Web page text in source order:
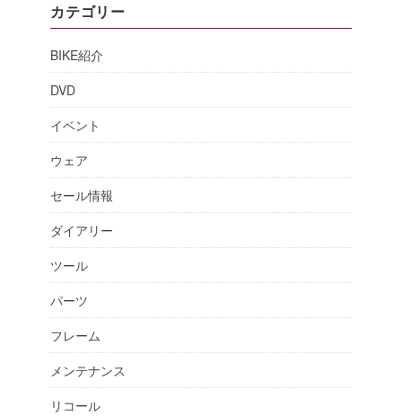
カテゴリー
BIKE紹介
DVD
イベント
ウェア
セール情報
ダイアリー
ツール
パーツ
フレーム
メンテナンス
リコール